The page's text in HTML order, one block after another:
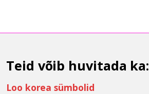
Teid võib huvitada ka:
Loo korea sümbolid